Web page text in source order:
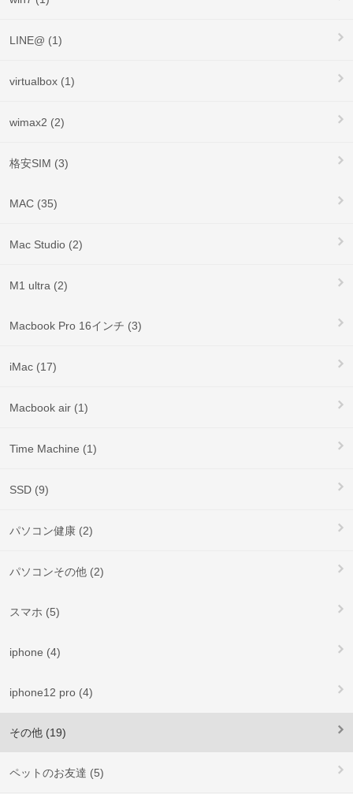
LINE@ (1)
virtualbox (1)
wimax2 (2)
格安SIM (3)
MAC (35)
Mac Studio (2)
M1 ultra (2)
Macbook Pro 16インチ (3)
iMac (17)
Macbook air (1)
Time Machine (1)
SSD (9)
パソコン健康 (2)
パソコンその他 (2)
スマホ (5)
iphone (4)
iphone12 pro (4)
その他 (19)
ペットのお友達 (5)